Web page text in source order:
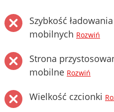
Szybkość
mobilnych Rozwiń
Strona
mobilne Rozwiń
Wielkość czcionki